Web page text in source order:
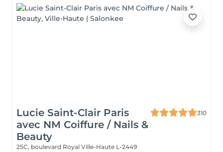
Lucie Saint-Clair Paris
avec NM Coiffure / Nails &
Beauty
310
25C, boulevard Royal Ville-Haute L-2449